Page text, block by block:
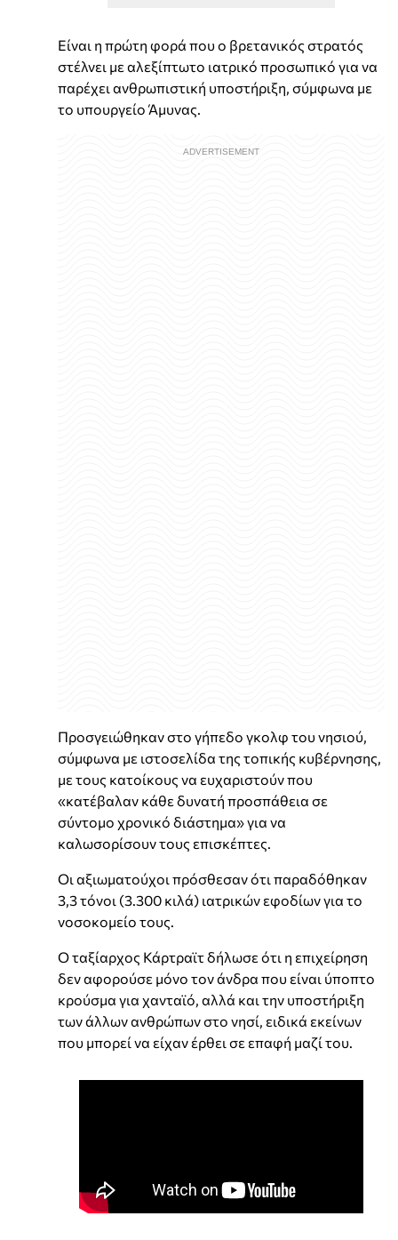
Είναι η πρώτη φορά που ο βρετανικός στρατός
στέλνει με αλεξίπτωτο ιατρικό προσωπικό για να
παρέχει ανθρωπιστική υποστήριξη, σύμφωνα με
το υπουργείο Άμυνας.
Προσγειώθηκαν στο γήπεδο γκολφ του νησιού,
σύμφωνα με ιστοσελίδα της τοπικής κυβέρνησης,
με τους κατοίκους να ευχαριστούν που
«κατέβαλαν κάθε δυνατή προσπάθεια σε
σύντομο χρονικό διάστημα» για να
καλωσορίσουν τους επισκέπτες.
Οι αξιωματούχοι πρόσθεσαν ότι παραδόθηκαν
3,3 τόνοι (3.300 κιλά) ιατρικών εφοδίων για το
νοσοκομείο τους.
Ο ταξίαρχος Κάρτραϊτ δήλωσε ότι η επιχείρηση
δεν αφορούσε μόνο τον άνδρα που είναι ύποπτο
κρούσμα για χανταϊό, αλλά και την υποστήριξη
των άλλων ανθρώπων στο νησί, ειδικά εκείνων
που μπορεί να είχαν έρθει σε επαφή μαζί του.